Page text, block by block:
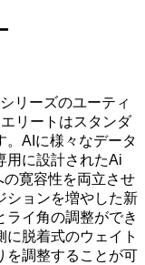
リーズのユーティ
リートはスタンダ
。AIに様々なデータ
用に設計されたAi
寛容性を両立させ
ションを増やした新
ライ角の調整ができ
に脱着式のウェイト
を調整することが可